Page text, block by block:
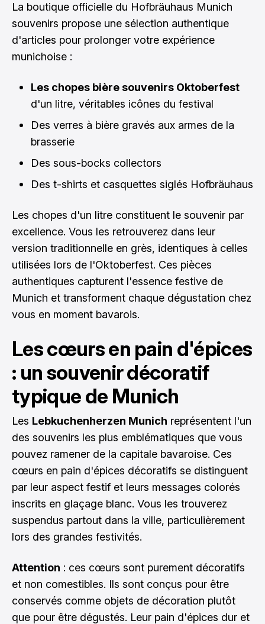
La boutique officielle du Hofbräuhaus Munich
souvenirs propose une sélection authentique
d'articles pour prolonger votre expérience
munichoise :
Les chopes bière souvenirs Oktoberfest
d'un litre, véritables icônes du festival
Des verres à bière gravés aux armes de la
brasserie
Des sous-bocks collectors
Des t-shirts et casquettes siglés Hofbräuhaus
Les chopes d'un litre constituent le souvenir par
excellence. Vous les retrouverez dans leur
version traditionnelle en grès, identiques à celles
utilisées lors de l'Oktoberfest. Ces pièces
authentiques capturent l'essence festive de
Munich et transforment chaque dégustation chez
vous en moment bavarois.
Les cœurs en pain d'épices
: un souvenir décoratif
typique de Munich
Les Lebkuchenherzen Munich représentent l'un
des souvenirs les plus emblématiques que vous
pouvez ramener de la capitale bavaroise. Ces
cœurs en pain d'épices décoratifs se distinguent
par leur aspect festif et leurs messages colorés
inscrits en glaçage blanc. Vous les trouverez
suspendus partout dans la ville, particulièrement
lors des grandes festivités.
Attention : ces cœurs sont purement décoratifs
et non comestibles. Ils sont conçus pour être
conservés comme objets de décoration plutôt
que pour être dégustés. Leur pain d'épices dur et